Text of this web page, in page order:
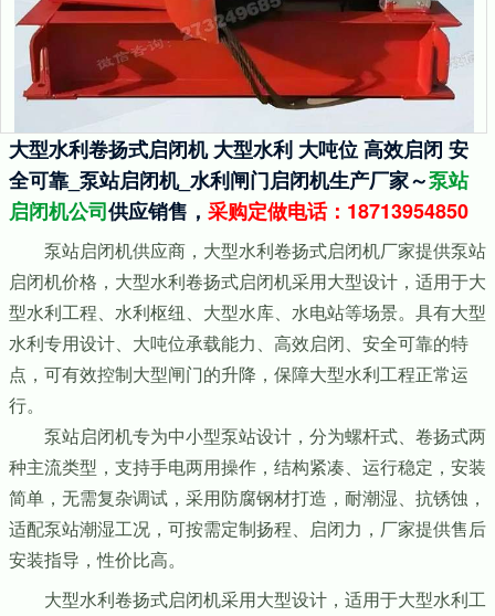
大型水利卷扬式启闭机 大型水利 大吨位 高效启闭 安
全可靠_泵站启闭机_水利闸门启闭机生产厂家～泵站
启闭机公司供应销售， 采购定做电话：18713954850
泵站启闭机供应商，大型水利卷扬式启闭机厂家提供泵站
启闭机价格，大型水利卷扬式启闭机采用大型设计，适用于大
型水利工程、水利枢纽、大型水库、水电站等场景。具有大型
水利专用设计、大吨位承载能力、高效启闭、安全可靠的特
点，可有效控制大型闸门的升降，保障大型水利工程正常运
行。
泵站启闭机专为中小型泵站设计，分为螺杆式、卷扬式两
种主流类型，支持手电两用操作，结构紧凑、运行稳定，安装
简单，无需复杂调试，采用防腐钢材打造，耐潮湿、抗锈蚀，
适配泵站潮湿工况，可按需定制扬程、启闭力，厂家提供售后
安装指导，性价比高。
大型水利卷扬式启闭机采用大型设计，适用于大型水利工